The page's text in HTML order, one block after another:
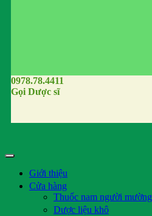
0978.78.4411
Gọi Dược sĩ
Giới thiệu
Cửa hàng
Thuốc nam người mường
Dược liệu khô